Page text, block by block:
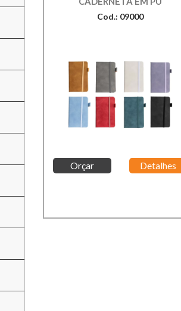
Cod.: 09000
Orçar Detalhes